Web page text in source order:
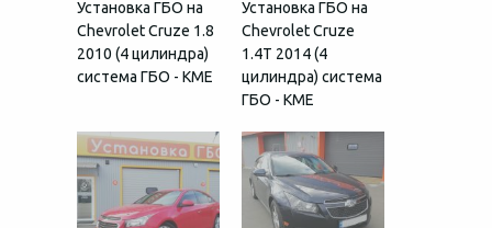
Установка ГБО на
Chevrolet Cruze 1.8
2010 (4 цилиндра)
система ГБО - KME
Установка ГБО на
Chevrolet Cruze
1.4T 2014 (4
цилиндра) система
ГБО - KME